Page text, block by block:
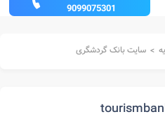
9099075301
> سایت بانک گردشگری